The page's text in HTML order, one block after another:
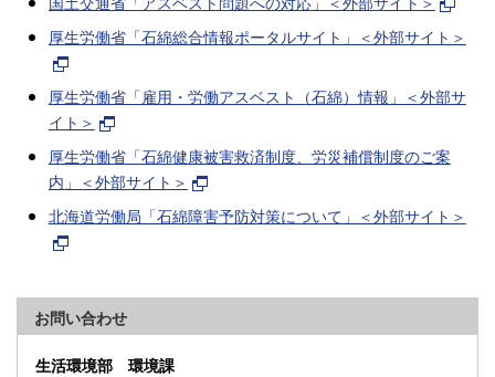
厚生労働省「石綿総合情報ポータルサイト」＜外部サイト＞
厚生労働省「雇用・労働アスベスト（石綿）情報」＜外部サ
イト＞
厚生労働省「石綿健康被害救済制度、労災補償制度のご案
内」＜外部サイト＞
北海道労働局「石綿障害予防対策について」＜外部サイト＞
お問い合わせ
生活環境部 環境課